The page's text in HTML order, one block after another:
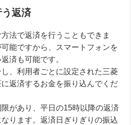
返済
法で返済を行うこともできま
能ですから、スマートフォンを
済も可能です。
、利用者ごとに設定された三菱
返済するお金を振り込んでくだ
があり、平日の15時以降の返済
ります。返済日ぎりぎりの振込